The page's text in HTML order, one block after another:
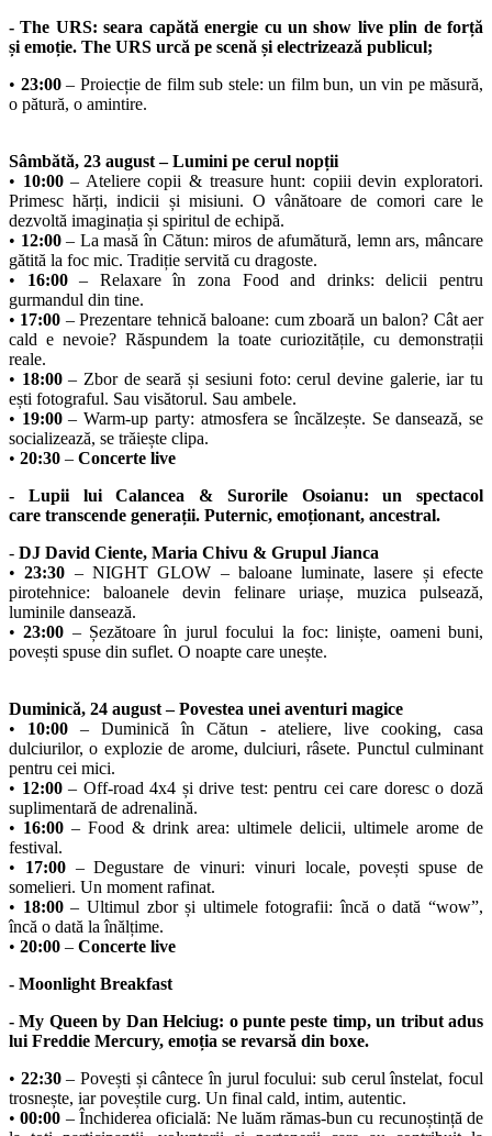
- The URS: seara capătă energie cu un show live plin de forță
și emoție. The URS urcă pe scenă și electrizează publicul;
• 23:00– Proiecție de film sub stele: un film bun, un vin pe măsură,
o pătură, o amintire.
Sâmbătă, 23 august – Lumini pe cerul nopții
• 10:00– Ateliere copii & treasure hunt: copiii devin exploratori.
Primesc hărți, indicii și misiuni. O vânătoare de comori care le
dezvoltă imaginația și spiritul de echipă.
• 12:00– La masă în Cătun: miros de afumătură, lemn ars, mâncare
gătită la foc mic. Tradiție servită cu dragoste.
• 16:00– Relaxare în zona Food and drinks: delicii pentru
gurmandul din tine.
• 17:00 – Prezentare tehnică baloane: cum zboară un balon? Cât aer
cald e nevoie? Răspundem la toate curiozitățile, cu demonstrații
reale.
• 18:00– Zbor de seară și sesiuni foto: cerul devine galerie, iar tu
ești fotograful. Sau visătorul. Sau ambele.
• 19:00– Warm-up party: atmosfera se încălzește. Se dansează, se
socializează, se trăiește clipa.
• 20:30 – Concerte live
- Lupii lui Calancea & Surorile Osoianu: un spectacol
care transcende generații. Puternic, emoționant, ancestral.
- DJ David Ciente, Maria Chivu & Grupul Jianca
• 23:30 – NIGHT GLOW – baloane luminate, lasere și efecte
pirotehnice: baloanele devin felinare uriașe, muzica pulsează,
luminile dansează.
•23:00 – Șezătoare în jurul focului la foc: liniște, oameni buni,
povești spuse din suflet. O noapte care unește.
Duminică, 24 august – Povestea unei aventuri magice
• 10:00 – Duminică în Cătun - ateliere, live cooking, casa
dulciurilor, o explozie de arome, dulciuri, râsete. Punctul culminant
pentru cei mici.
• 12:00– Off-road 4x4 și drive test: pentru cei care doresc o doză
suplimentară de adrenalină.
• 16:00 – Food & drink area: ultimele delicii, ultimele arome de
festival.
• 17:00– Degustare de vinuri: vinuri locale, povești spuse de
somelieri. Un moment rafinat.
• 18:00– Ultimul zbor și ultimele fotografii: încă o dată “wow”,
încă o dată la înălțime.
• 20:00 – Concerte live
- Moonlight Breakfast
- My Queen by Dan Helciug: o punte peste timp, un tribut adus
lui Freddie Mercury, emoția se revarsă din boxe.
• 22:30– Povești și cântece în jurul focului: sub cerul înstelat, focul
trosnește, iar poveștile curg. Un final cald, intim, autentic.
•00:00 – Închiderea oficială: Ne luăm rămas-bun cu recunoștință de